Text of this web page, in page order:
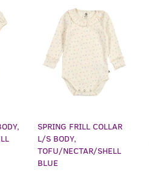
SPRING FRILL COLLAR
L/S BODY,
TOFU/NECTAR/SHELL
BLUE